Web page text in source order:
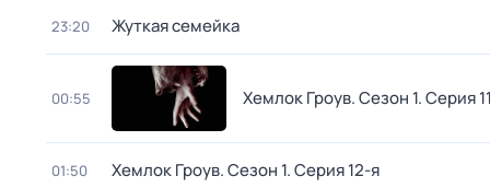
23:20 Жуткая семейка
00:55 Хемлок Гроув. Сезон 1. Серия
01:50 Хемлок Гроув. Сезон 1. Серия 12-я